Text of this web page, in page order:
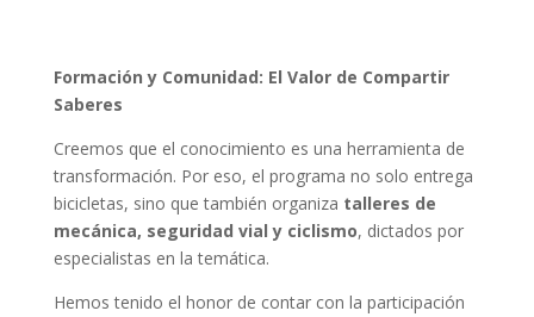
Formación y Comunidad: El Valor de Compartir
Saberes
Creemos que el conocimiento es una herramienta de
transformación. Por eso, el programa no solo entrega
bicicletas, sino que también organiza talleres de
mecánica, seguridad vial y ciclismo, dictados por
especialistas en la temática.
Hemos tenido el honor de contar con la participación